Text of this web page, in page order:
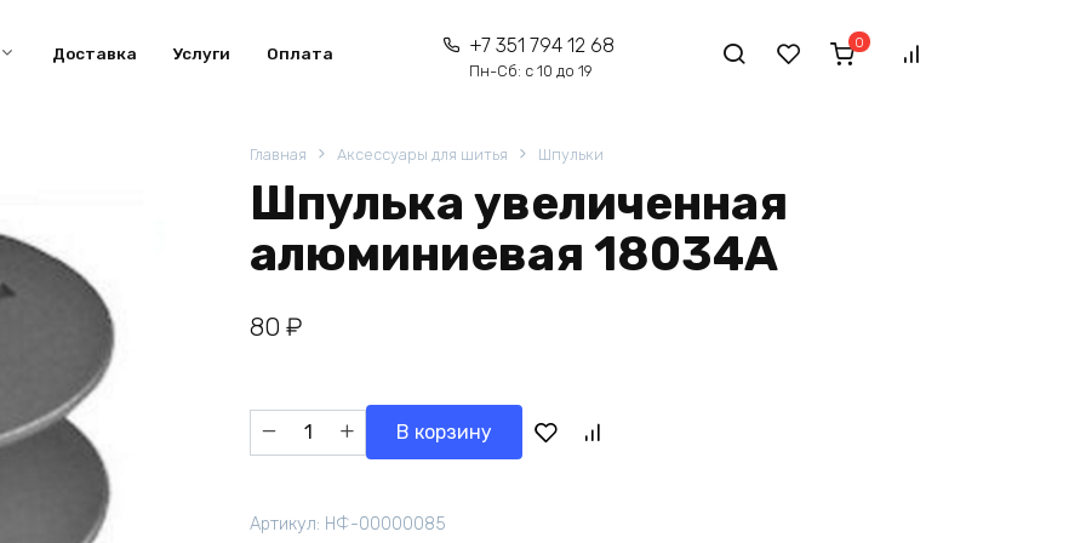
Доставка Услуги Оплата +7 351 794 12 68
Пн-Сб: с 10 до 19
0
Главная Аксессуары для шитья Шпульки
Шпулька увеличенная
алюминиевая 18034А
80 ₽
Количество
товара
алюминиевая
В корзину
Артикул: НФ-00000085